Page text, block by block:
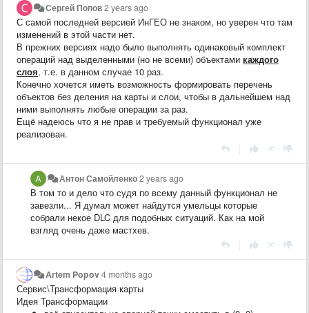
Сергей Попов2 years ago
С самой последней версией ИнГЕО не знаком, но уверен что там
изменений в этой части нет.
В прежних версиях надо было выполнять одинаковый комплект
операций над выделенными (но не всеми) объектами каждого
слоя, т.е. в данном случае 10 раз.
Конечно хочется иметь возможность формировать перечень
объектов без деления на карты и слои, чтобы в дальнейшем над
ними выполнять любые операции за раз.
Ещё надеюсь что я не прав и требуемый функционал уже
реализован.
Антон Самойленко2 years ago
В том то и дело что судя по всему данный функционал не
завезли... Я думал может найдутся умельцы которые
собрали некое DLC для подобных ситуаций. Как на мой
взгляд очень даже мастхев.
Artem Popov4 months ago
Сервис\Трансформация карты
Идея Трансформации